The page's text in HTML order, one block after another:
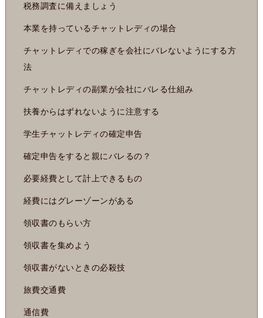
税務調査に備えましょう
本業を持っているチャットレディの場合
チャットレディでの稼ぎを会社にバレないようにする方
法
チャットレディの副業が会社にバレる仕組み
扶養からはずれないように注意する
学生チャットレディの確定申告
確定申告をすると親にバレるの？
必要経費として計上できるもの
経費にはグレーゾーンがある
領収書のもらい方
領収書を集めよう
領収書がないときの必殺技
旅費交通費
通信費